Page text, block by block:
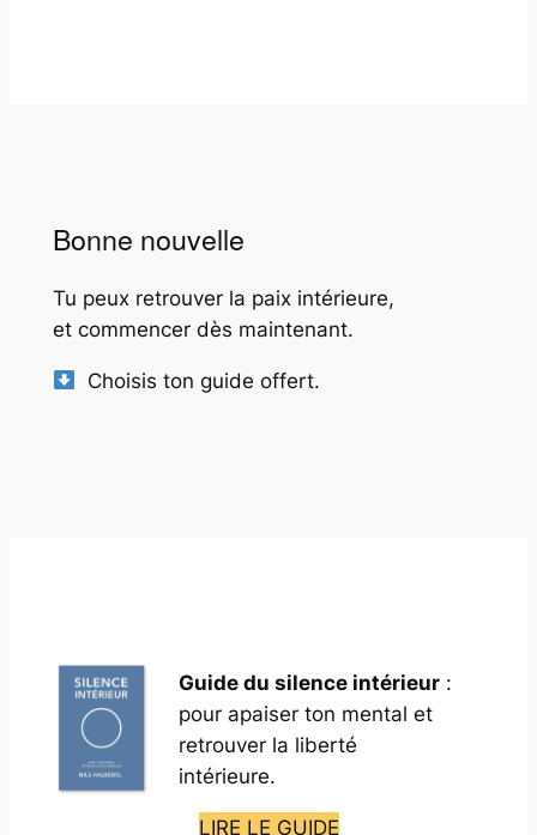
Bonne nouvelle
Tu peux retrouver la paix intérieure,
et commencer dès maintenant.
Choisis ton guide offert.
Guide du silence intérieur:
pour apaiser ton mental et
retrouver la liberté
intérieure.
LIRE LE GUIDE